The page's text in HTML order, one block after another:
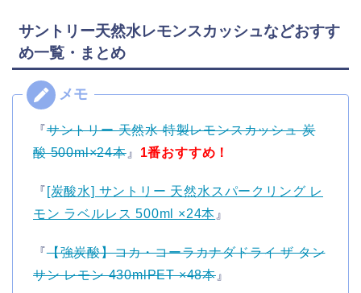
サントリー天然水レモンスカッシュなどおすす
め一覧・まとめ
『サントリー 天然水 特製レモンスカッシュ 炭
酸 500ml×24本』 1番おすすめ！
『 [炭酸水] サントリー 天然水スパークリング レ
モン ラベルレス 500ml ×24本 』
『【強炭酸】コカ・コーラカナダドライ ザ タン
サン レモン 430mlPET ×48本 』